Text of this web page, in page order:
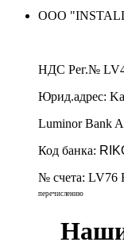
ООО
НДС Рег.№
Юрид.адрес:
Luminor Bank
Код банка:
№ счета: LV76
перечислению